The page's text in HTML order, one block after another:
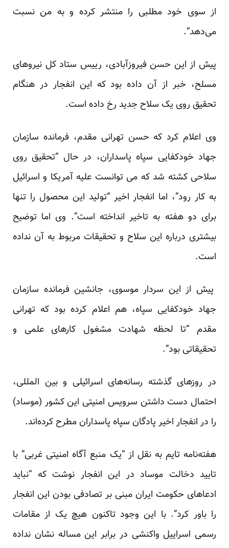
از سوی خود مطلبی را منتشر کرده و به من نسبت
می‌دهد”.
پیش از این حسن فیروزآبادی، رییس ستاد کل نیروهای
مسلح، خبر از آن داده بود که این انفجار در هنگام
تحقیق روی یک سلاح جدید رخ داده است.
وی اعلام کرد که حسن تهرانی مقدم، فرمانده سازمان
جهاد خودکفایی سپاه پاسداران، در حال “تحقیق روی
سلاحی کشته شد که می توانست علیه آمریکا و اسرائیل
به کار رود”، اما انفجار اخیر “تولید این محصول را تنها
برای دو هفته به تاخیر انداخته است”. وی اما توضیح
بیشتری درباره این سلاح و تحقیقات مربوط به آن نداده
است.
پیش از این سردار موسوی، جانشین فرمانده سازمان
جهاد خودکفایی سپاه، هم اعلام کرده بود که تهرانی
مقدم “تا لحظه شهادت مشغول کارهای علمی و
تحقیقاتی بود”.
در روزهای گذشته رسانه‌های اسرائیلی و بین المللی،
احتمال دست داشتن سرویس امنیتی این کشور (موساد)
را در انفجار اخیر پادگان سپاه پاسداران مطرح کرده‌اند.
هفته‌نامه تایم به نقل از “یک منبع آگاه امنیتی غربی” با
تایید دخالت موساد در این انفجار نوشت که “نباید
ادعاهای حکومت ایران مبنی بر تصادفی بودن این انفجار
را باور کرد”. با این وجود تاکنون هیچ یک از مقامات
رسمی اسراییل واکنشی در برابر این مساله نشان نداده